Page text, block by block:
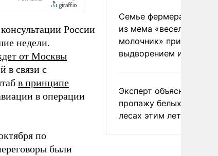
России
недели.
от Москвы
в связи с
в принципе
в операции
по
были
Семье фермера
из мема «веселый
молочник» пригрозили
выдворением из
Эксперт объяснил
пропажу белых грибов
лесах этим летом